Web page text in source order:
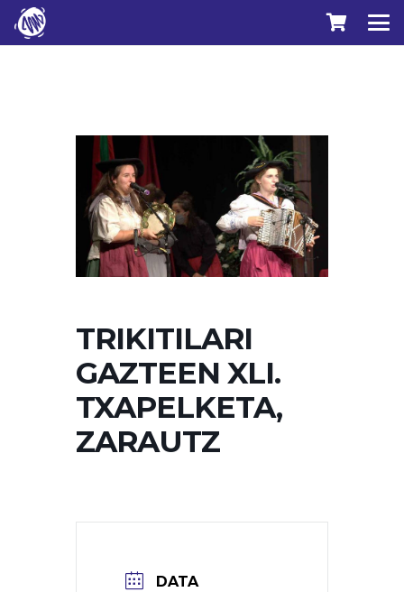
TRIKITILARI
GAZTEEN XLI.
TXAPELKETA,
ZARAUTZ
DATA